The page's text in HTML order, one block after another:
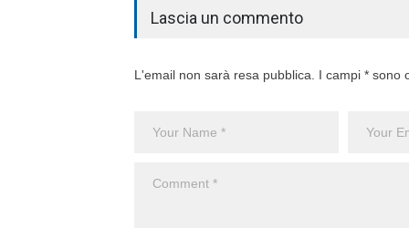
Lascia un commento
L'email non sarà resa pubblica. I campi * sono